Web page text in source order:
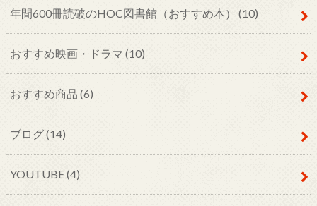
年間600冊読破のHOC図書館（おすすめ本） (10)
おすすめ映画・ドラマ (10)
おすすめ商品 (6)
ブログ(14)
YOUTUBE(4)